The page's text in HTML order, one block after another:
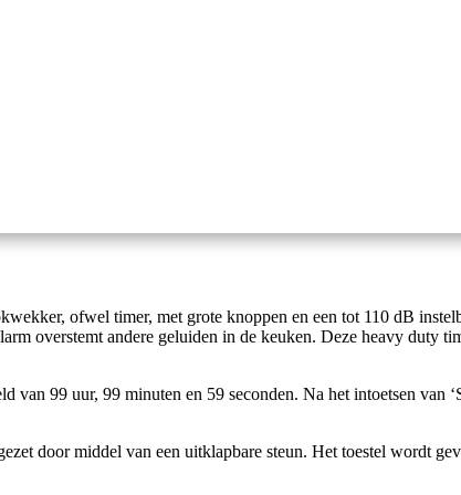
ofwel timer, met grote knoppen en een tot 110 dB
overstemt andere geluiden in de keuken. Deze heavy duty
99 uur, 99 minuten en 59 seconden. Na het intoetsen van
door middel van een uitklapbare steun. Het toestel wordt